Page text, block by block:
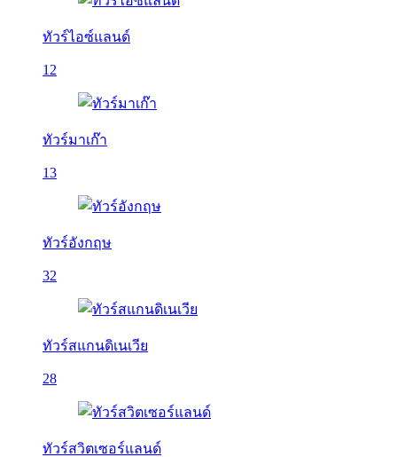
ทัวร์ไอซ์แลนด์
12
ทัวร์มาเก๊า
13
ทัวร์อังกฤษ
32
ทัวร์สแกนดิเนเวีย
28
ทัวร์สวิตเซอร์แลนด์